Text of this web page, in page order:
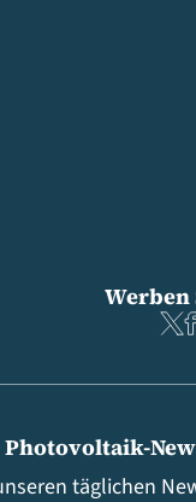
Photovoltaik-
täglichen
Werben